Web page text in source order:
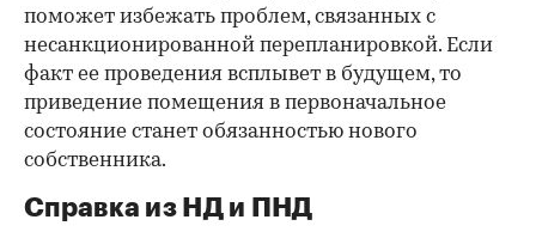
поможет избежать проблем, связанных с
несанкционированной перепланировкой. Если
факт ее проведения всплывет в будущем, то
приведение помещения в первоначальное
состояние станет обязанностью нового
собственника.
Справка из НД и ПНД